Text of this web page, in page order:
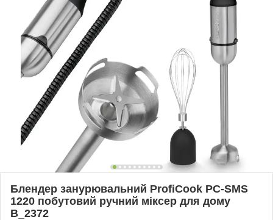
Блендер занурювальний ProfiCook PC-SMS
1220 побутовий ручний міксер для дому
B_2372